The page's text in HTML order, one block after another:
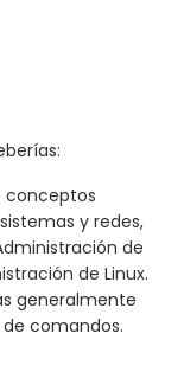
conceptos
y redes,
de
de Linux.
generalmente
comandos.